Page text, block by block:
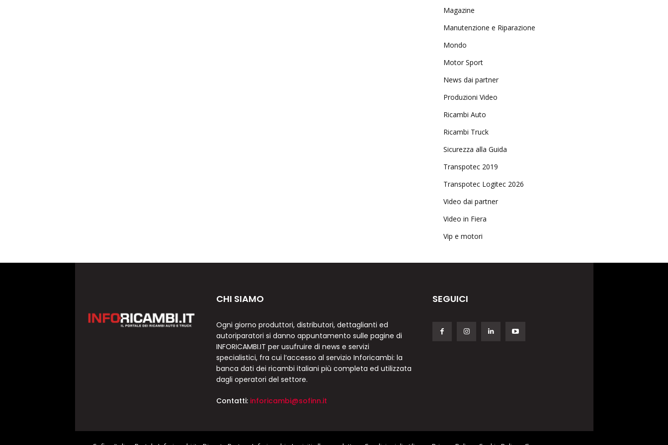
Magazine
Manutenzione e Riparazione
Mondo
Motor Sport
News dai partner
Produzioni Video
Ricambi Auto
Ricambi Truck
Sicurezza alla Guida
Transpotec 2019
Transpotec Logitec 2026
Video dai partner
Video in Fiera
Vip e motori
CHI SIAMO
Ogni giorno produttori, distributori, dettaglianti ed
autoriparatori si danno appuntamento sulle pagine di
INFORICAMBI.IT per usufruire di news e servizi
specialistici, fra cui l’accesso al servizio Inforicambi: la
banca dati dei ricambi italiani più completa ed utilizzata
dagli operatori del settore.
Contatti: inforicambi@sofinn.it
SEGUICI